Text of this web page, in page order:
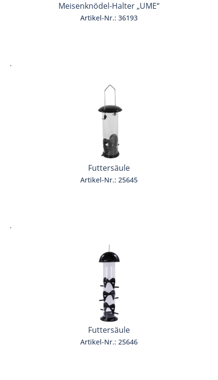
Meisenknödel-Halter „UME“
Artikel-Nr.: 36193
.
Futtersäule
Artikel-Nr.: 25645
.
Futtersäule
Artikel-Nr.: 25646